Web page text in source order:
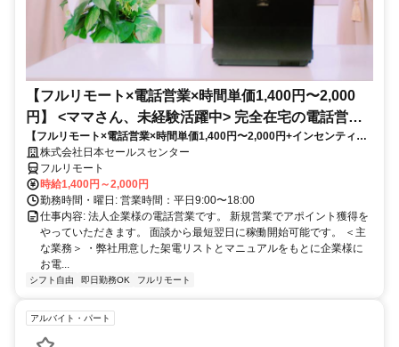
【フルリモート×電話営業×時間単価1,400円〜2,000
円】 <ママさん、未経験活躍中> 完全在宅の電話営業
で家庭と仕事の両立を実現
【フルリモート×電話営業×時間単価1,400円〜2,000円+インセンティブ
あり】 ＜ママさん、未経験活躍中＞ 完全在宅の電話営業で家庭と仕事の
両立を実現
株式会社日本セールスセンター
フルリモート
時給1,400円～2,000円
勤務時間・曜日: 営業時間：平日9:00〜18:00
仕事内容: 法人企業様の電話営業です。 新規営業でアポイント獲得を
やっていただきます。 面談から最短翌日に稼働開始可能です。 ＜主
な業務＞ ・弊社用意した架電リストとマニュアルをもとに企業様に
お電...
シフト自由 即日勤務OK フルリモート
アルバイト・パート